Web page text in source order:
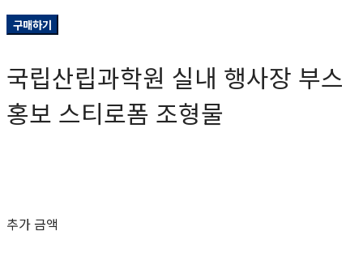
구매하기
국립산립과학원 실내 행사장 부스
홍보 스티로폼 조형물
추가 금액